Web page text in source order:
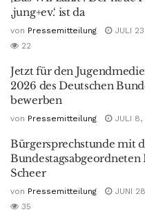
‚jung+ev.‘ ist da
von Pressemitteilung JULI
22
Jetzt für den
2026 des Deutschen
bewerben
von Pressemitteilung JULI 8,
Bürgersprechstunde mit
Bundestagsabgeordneten
Scheer
von Pressemitteilung JUNI
35